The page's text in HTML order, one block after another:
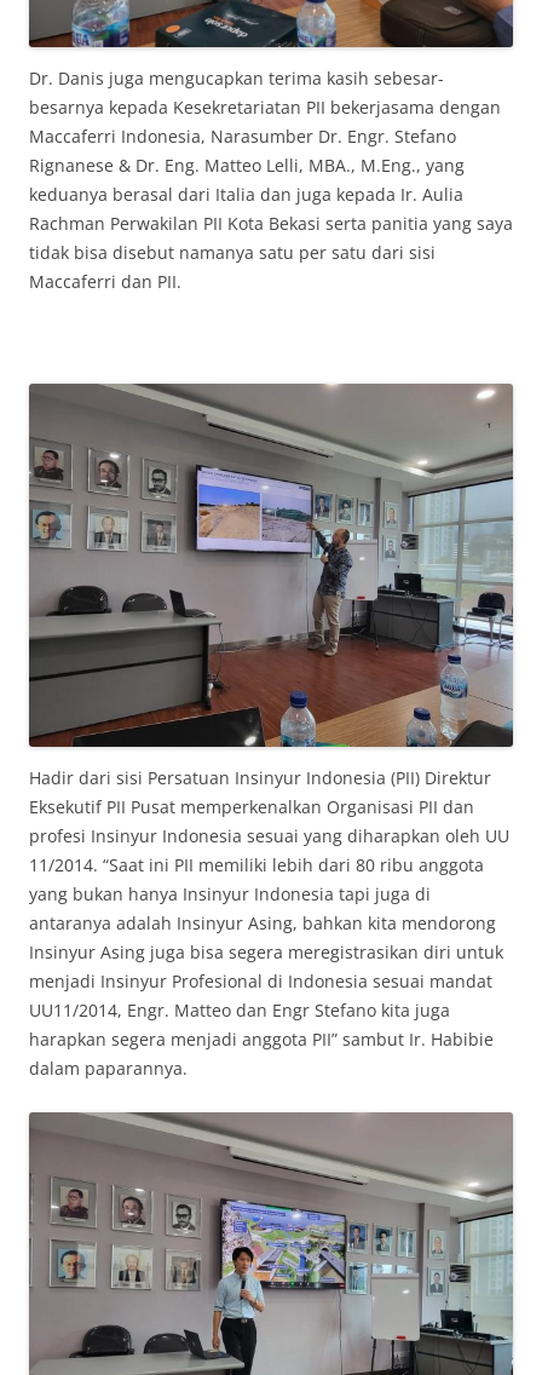
Dr. Danis juga mengucapkan terima kasih sebesar-
besarnya kepada Kesekretariatan PII bekerjasama dengan
Maccaferri Indonesia, Narasumber Dr. Engr. Stefano
Rignanese & Dr. Eng. Matteo Lelli, MBA., M.Eng., yang
keduanya berasal dari Italia dan juga kepada Ir. Aulia
Rachman Perwakilan PII Kota Bekasi serta panitia yang saya
tidak bisa disebut namanya satu per satu dari sisi
Maccaferri dan PII.
Hadir dari sisi Persatuan Insinyur Indonesia (PII) Direktur
Eksekutif PII Pusat memperkenalkan Organisasi PII dan
profesi Insinyur Indonesia sesuai yang diharapkan oleh UU
11/2014. “Saat ini PII memiliki lebih dari 80 ribu anggota
yang bukan hanya Insinyur Indonesia tapi juga di
antaranya adalah Insinyur Asing, bahkan kita mendorong
Insinyur Asing juga bisa segera meregistrasikan diri untuk
menjadi Insinyur Profesional di Indonesia sesuai mandat
UU11/2014, Engr. Matteo dan Engr Stefano kita juga
harapkan segera menjadi anggota PII” sambut Ir. Habibie
dalam paparannya.